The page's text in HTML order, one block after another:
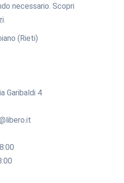
necessario. Scopri
(Rieti)
Garibaldi 4